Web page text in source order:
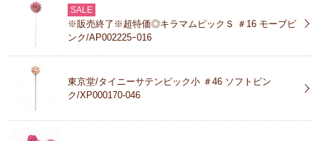
SALE
※販売終了※超特価◎キラマムピックＳ ＃16 モーブピ
ンク/AP002225ｰ016
東京堂/タイニーサテンピック小 ＃46 ソフトピン
ク/XP000170-046